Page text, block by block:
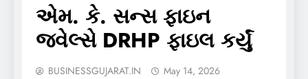
એમ. કે. સન્સ ફાઇન
જ્વેલ્સે DRHP ફાઇલ કર્યું
BUSINESSGUJARAT.IN
May 14, 2026